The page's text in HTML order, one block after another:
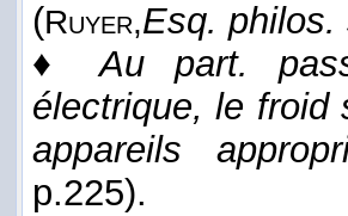
(Ruyer,Esq. philos.
♦Au part.
électrique, le froid
appareils
p.225).